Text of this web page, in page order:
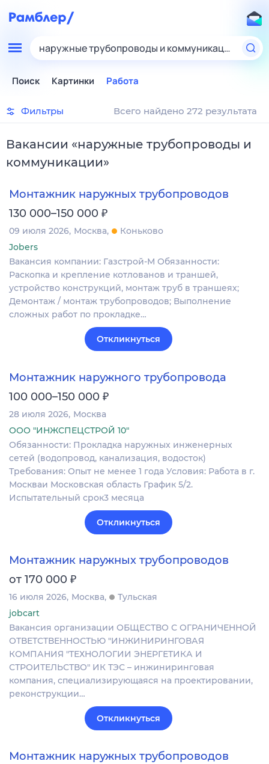
наружные трубопроводы и коммуникации
Поиск Картинки Работа
Фильтры Всего найдено 272 результата
Вакансии «наружные трубопроводы и
коммуникации»
Монтажник наружных трубопроводов
130 000–150 000 ₽
09 июля 2026 Москва
Коньково
Jobers
Вакансия компании: Газстрой-М Обязанности:
Раскопка и крепление котлованов и траншей,
устройство конструкций, монтаж труб в траншеях;
Демонтаж / монтаж трубопроводов; Выполнение
сложных работ по прокладке…
Откликнуться
Монтажник наружного трубопровода
100 000–150 000 ₽
28 июля 2026 Москва
ООО "ИНЖСПЕЦСТРОЙ 10"
Обязанности: Прокладка наружных инженерных
сетей (водопровод, канализация, водосток)
Требования: Опыт не менее 1 года Условия: Работа в г.
Москваи Московская область График 5/2.
Испытательный срок3 месяца
Откликнуться
Монтажник наружных трубопроводов
от 170 000 ₽
16 июля 2026 Москва
Тульская
jobcart
Вакансия организации ОБЩЕСТВО С ОГРАНИЧЕННОЙ
ОТВЕТСТВЕННОСТЬЮ "ИНЖИНИРИНГОВАЯ
КОМПАНИЯ "ТЕХНОЛОГИИ ЭНЕРГЕТИКА И
СТРОИТЕЛЬСТВО" ИК ТЭС – инжиниринговая
компания, специализирующаяся на проектировании,
реконструкции…
Откликнуться
Монтажник наружных трубопроводов